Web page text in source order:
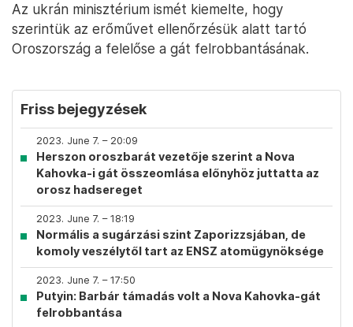
Az ukrán minisztérium ismét kiemelte, hogy
szerintük az erőművet ellenőrzésük alatt tartó
Oroszország a felelőse a gát felrobbantásának.
Friss bejegyzések
2023. June 7. – 20:09
Herszon oroszbarát vezetője szerint a Nova
Kahovka-i gát összeomlása előnyhöz juttatta az
orosz hadsereget
2023. June 7. – 18:19
Normális a sugárzási szint Zaporizzsjában, de
komoly veszélytől tart az ENSZ atomügynöksége
2023. June 7. – 17:50
Putyin: Barbár támadás volt a Nova Kahovka-gát
felrobbantása